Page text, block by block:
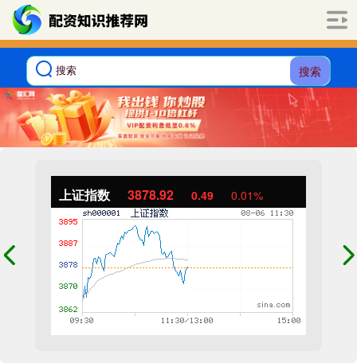
搜索
上证指数 3878.92 0.49 0.01%